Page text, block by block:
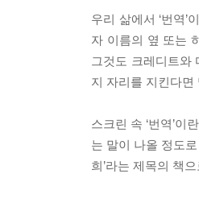
우리 삶에서 ‘번역
자 이름의 옆 또는
그것도 크레디트와
지 자리를 지킨다면
스크린 속 ‘번역’이
는 말이 나올 정도
희’라는 제목의 책으